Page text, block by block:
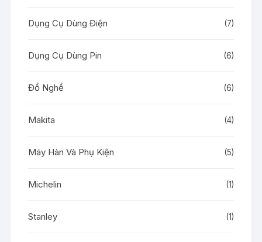
Dụng Cụ Dùng Điện (7)
Dụng Cụ Dùng Pin (6)
Đồ Nghề (6)
Makita (4)
Máy Hàn Và Phụ Kiện (5)
Michelin (1)
Stanley (1)